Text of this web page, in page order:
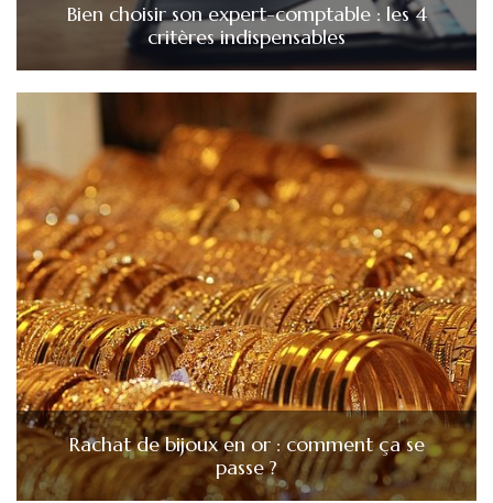
Bien choisir son expert-comptable : les 4
critères indispensables
Rachat de bijoux en or : comment ça se
passe ?